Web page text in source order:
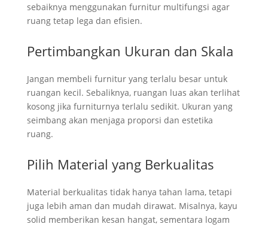
sebaiknya menggunakan furnitur multifungsi agar
ruang tetap lega dan efisien.
Pertimbangkan Ukuran dan Skala
Jangan membeli furnitur yang terlalu besar untuk
ruangan kecil. Sebaliknya, ruangan luas akan terlihat
kosong jika furniturnya terlalu sedikit. Ukuran yang
seimbang akan menjaga proporsi dan estetika
ruang.
Pilih Material yang Berkualitas
Material berkualitas tidak hanya tahan lama, tetapi
juga lebih aman dan mudah dirawat. Misalnya, kayu
solid memberikan kesan hangat, sementara logam